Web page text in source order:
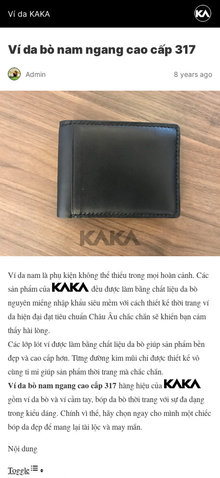
Ví da KAKA
Ví da bò nam ngang cao cấp 317
Admin 8 years ago
Ví da nam là phụ kiện không thể thiếu trong mọi hoàn cảnh. Các
sản phẩm của
đều được làm bằng chất liệu da bò
nguyên miếng nhập khẩu siêu mềm với cách thiết kế thời trang ví
da hiện đại đạt tiêu chuẩn Châu Âu chắc chắn sẽ khiến bạn cảm
thấy hài lòng.
Các lớp lót ví được làm bằng chất liệu da bò giúp sản phẩm bền
đẹp và cao cấp hơn. Từng đường kim mũi chỉ được thiết kế vô
cùng tỉ mỉ giúp sản phẩm thời trang mà chắc chắn.
Ví da bò nam ngang cao cấp 317 hàng hiệu của
gồm ví da bò và ví cầm tay, bóp da bò thời trang với sự đa dạng
trong kiểu dáng. Chính vì thế, hãy chọn ngay cho mình một chiếc
bóp da đẹp để mang lại tài lộc và may mắn.
Nội dung
Toggle